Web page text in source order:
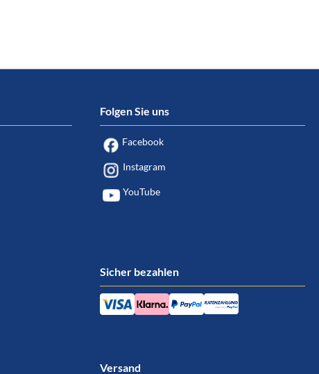
Folgen Sie uns
Facebook
Instagram
YouTube
Sicher bezahlen
Versand